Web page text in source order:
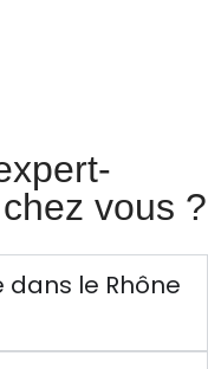
vous ?
le Rhône